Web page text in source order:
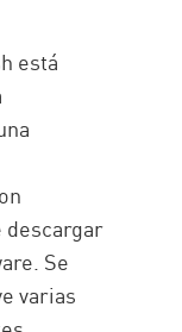
está
descargar
Se
varias